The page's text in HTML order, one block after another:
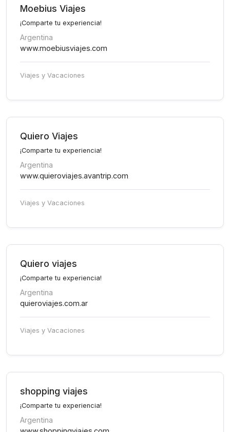
Moebius Viajes
¡Comparte tu experiencia!
Argentina
www.moebiusviajes.com
Viajes y Vacaciones
Quiero Viajes
¡Comparte tu experiencia!
Argentina
www.quieroviajes.avantrip.com
Viajes y Vacaciones
Quiero viajes
¡Comparte tu experiencia!
Argentina
quieroviajes.com.ar
Viajes y Vacaciones
shopping viajes
¡Comparte tu experiencia!
Argentina